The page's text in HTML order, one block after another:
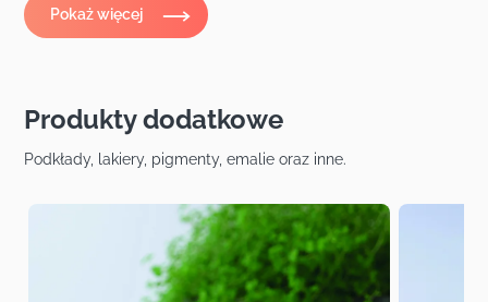
Pokaż więcej
Produkty dodatkowe
Podkłady, lakiery, pigmenty, emalie oraz inne.